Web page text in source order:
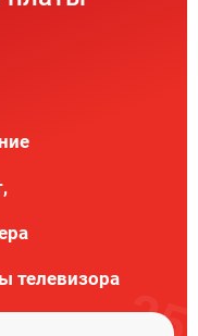
телевизора